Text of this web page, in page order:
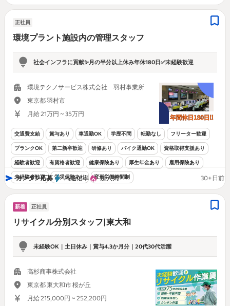
正社員
環境プラント施設内の管理スタッフ
社会インフラに貢献✨月の半分以上休み年休180日✅未経験歓迎
環境テクノサービス株式会社 羽村事業所
東京都 羽村市
月給 21万円 ~ 35万円
交通費支給 賞与あり 車通勤OK 学歴不問 転勤なし フリーター歓迎
ブランクOK 第二新卒歓迎 研修あり バイク通勤OK 資格取得支援あり
経験者歓迎 有資格者歓迎 健康保険あり 厚生年金あり 雇用保険あり
未経験者歓迎 労災保険あり 変形労働時間制
カンタン応募 高返信率 超人気 30+日前
新着 正社員
リサイクル分別スタッフ|東大和
未経験OK｜土日休み｜賞与4.3か月分｜20代30代活躍
高杉商事株式会社
東京都 東大和市 桜が丘
月給 215,000円 ~ 252,200円